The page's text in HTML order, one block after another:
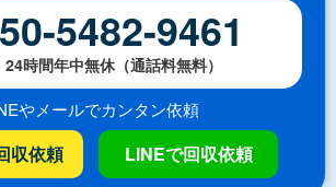
5482-9461
時間年中無休（通話料無料）
やメールでカンタン依頼
収依頼 LINEで回収依頼